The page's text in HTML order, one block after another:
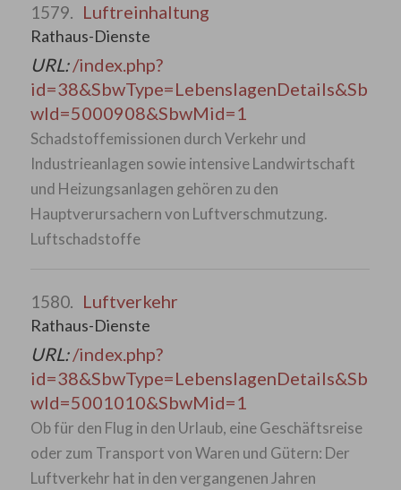
1579. Luftreinhaltung
Rathaus-Dienste
URL:/index.php?
id=38&SbwType=LebenslagenDetails&Sb
wId=5000908&SbwMid=1
Schadstoffemissionen durch Verkehr und
Industrieanlagen sowie intensive Landwirtschaft
und Heizungsanlagen gehören zu den
Hauptverursachern von Luftverschmutzung.
Luftschadstoffe
1580. Luftverkehr
Rathaus-Dienste
URL:/index.php?
id=38&SbwType=LebenslagenDetails&Sb
wId=5001010&SbwMid=1
Ob für den Flug in den Urlaub, eine Geschäftsreise
oder zum Transport von Waren und Gütern: Der
Luftverkehr hat in den vergangenen Jahren